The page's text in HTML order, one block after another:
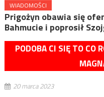
WIADOMOŚCI
Prigożyn obawia się
Bahmucie i poprosił
PODOBA CI SIĘ TO CO
20 marca 2023